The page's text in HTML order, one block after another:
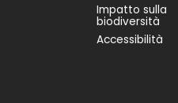
Impatto sulla
biodiversità
Accessibilità